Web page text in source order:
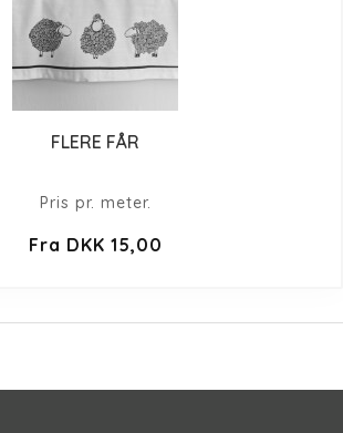
FLERE FÅR
Pris pr. meter.
Fra DKK 15,00